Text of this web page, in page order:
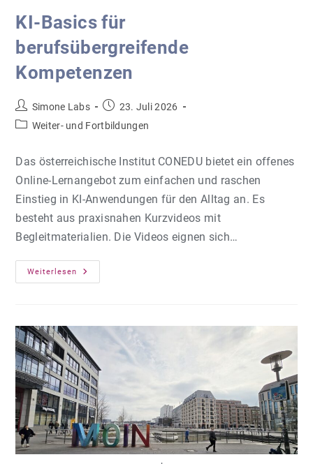
KI-Basics für
berufsübergreifende
Kompetenzen
Beitrags-
Autor:
Simone Labs
Beitrag
veröffentlicht:
23. Juli 2026
Beitrags-
Weiter- und Fortbildungen
Das österreichische Institut CONEDU bietet ein offenes
Online-Lernangebot zum einfachen und raschen
Einstieg in KI-Anwendungen für den Alltag an. Es
besteht aus praxisnahen Kurzvideos mit
Begleitmaterialien. Die Videos eignen sich…
Weiterlesen
KI-
Basics